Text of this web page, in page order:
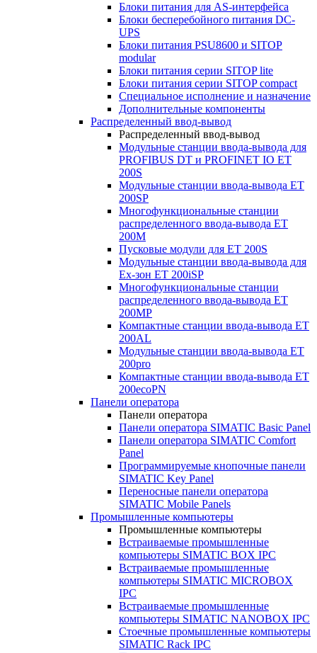
Блоки питания для AS-интерфейса
Блоки бесперебойного питания DC-
UPS
Блоки питания PSU8600 и SITOP
modular
Блоки питания серии SITOP lite
Блоки питания серии SITOP compact
Специальное исполнение и назначение
Дополнительные компоненты
Распределенный ввод-вывод
Распределенный ввод-вывод
Модульные станции ввода-вывода для
PROFIBUS DT и PROFINET IO ET
200S
Модульные станции ввода-вывода ET
200SP
Многофункциональные станции
распределенного ввода-вывода ET
200M
Пусковые модули для ET 200S
Модульные станции ввода-вывода для
Ex-зон ET 200iSP
Многофункциональные станции
распределенного ввода-вывода ET
200MP
Компактные станции ввода-вывода ET
200AL
Модульные станции ввода-вывода ET
200pro
Компактные станции ввода-вывода ET
200ecoPN
Панели оператора
Панели оператора
Панели оператора SIMATIC Basic Panel
Панели оператора SIMATIC Comfort
Panel
Программируемые кнопочные панели
SIMATIC Key Panel
Переносные панели оператора
SIMATIC Mobile Panels
Промышленные компьютеры
Промышленные компьютеры
Встраиваемые промышленные
компьютеры SIMATIC BOX IPC
Встраиваемые промышленные
компьютеры SIMATIC MICROBOX
IPC
Встраиваемые промышленные
компьютеры SIMATIC NANOBOX IPC
Стоечные промышленные компьютеры
SIMATIC Rack IPC